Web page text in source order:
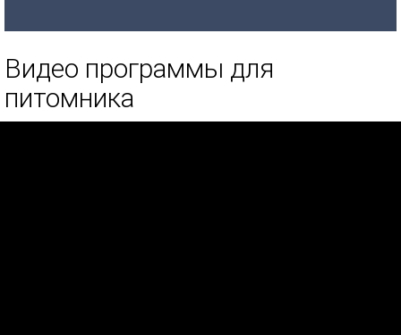
Видео программы для
питомника